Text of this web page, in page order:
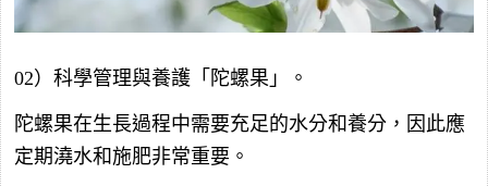
02）科學管理與養護「陀螺果」。
陀螺果在生長過程中需要充足的水分和養分，因此應
定期澆水和施肥非常重要。